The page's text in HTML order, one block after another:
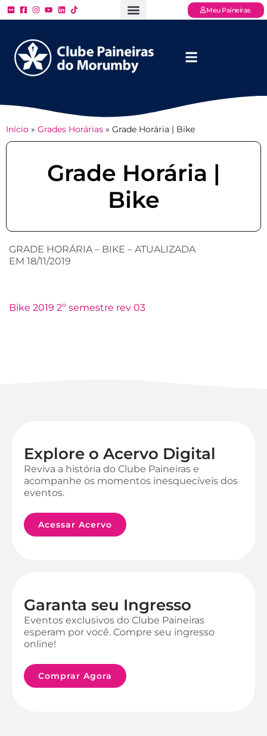
Meu Paineiras
Início » Grades Horárias » Grade Horária | Bike
Grade Horária |
Bike
GRADE HORÁRIA – BIKE – ATUALIZADA
EM 18/11/2019
Bike 2019 2º semestre rev 03
Explore o Acervo Digital
Reviva a história do Clube Paineiras e
acompanhe os momentos inesquecíveis dos
eventos.
Acessar Acervo
Garanta seu Ingresso
Eventos exclusivos do Clube Paineiras
esperam por você. Compre seu ingresso
online!
Comprar Agora